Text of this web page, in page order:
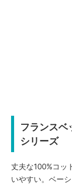
フランスベ
シリーズ
丈夫な100%コッ
いやすい。ベー